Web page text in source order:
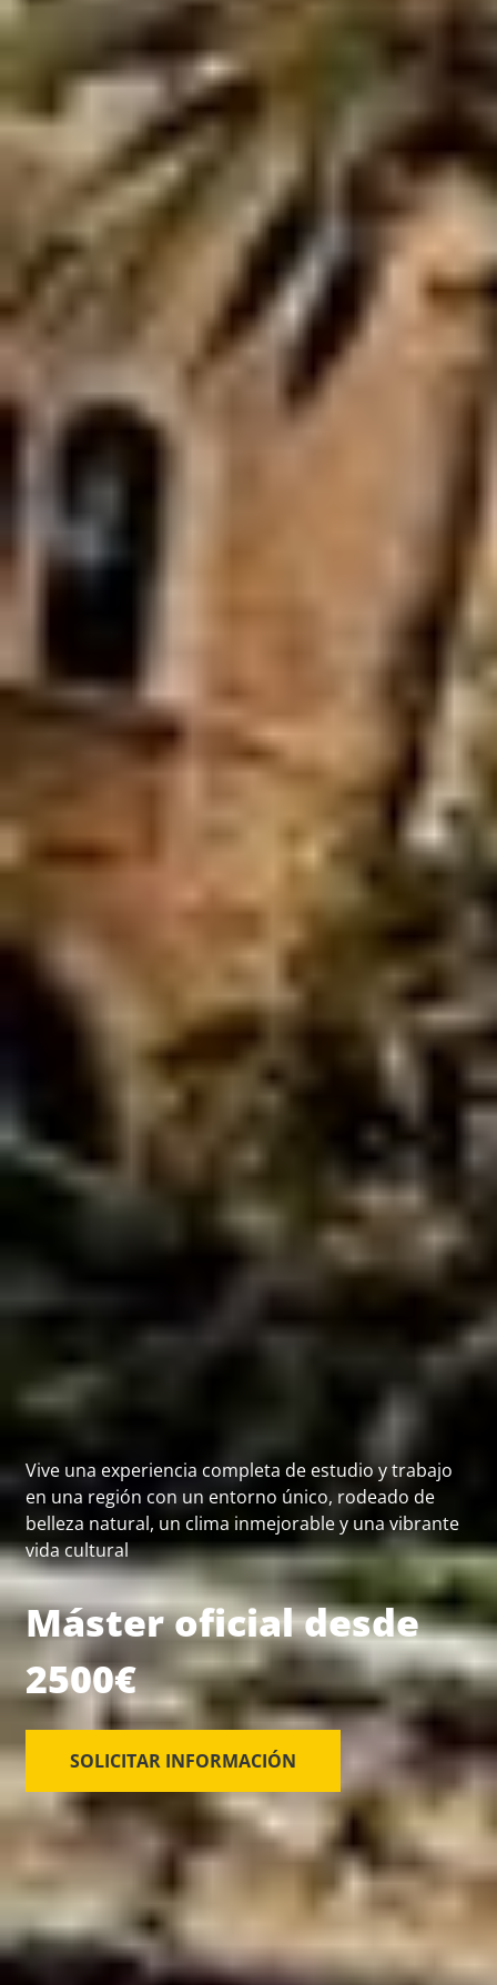
Vive una experiencia completa de estudio y trabajo
en una región con un entorno único, rodeado de
belleza natural, un clima inmejorable y una vibrante
vida cultural
Máster oficial desde
2500€
SOLICITAR INFORMACIÓN